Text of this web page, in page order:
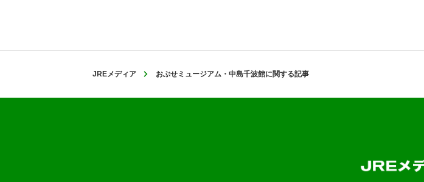
JREメディア おぶせミュージアム・中島千波館に関する記事